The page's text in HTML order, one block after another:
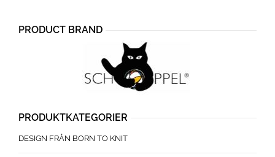
PRODUCT BRAND
PRODUKTKATEGORIER
DESIGN FRÅN BORN TO KNIT